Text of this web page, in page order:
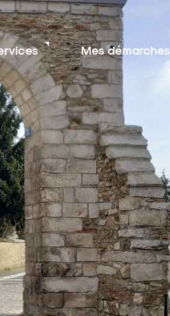
Mes démarches